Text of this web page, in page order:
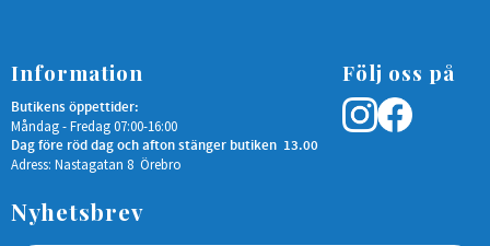
Information
Butikens öppettider:
Måndag - Fredag 07:00-16:00
Dag före röd dag och afton stänger butiken 13.00
Adress: Nastagatan 8 Örebro
Följ oss på
Nyhetsbrev